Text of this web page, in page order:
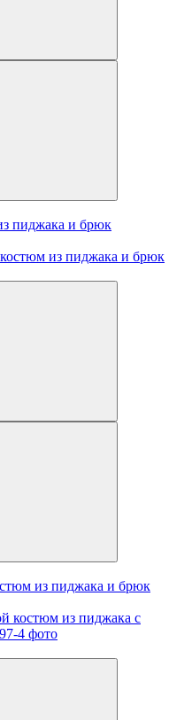
пиджака и брюк
из пиджака и брюк